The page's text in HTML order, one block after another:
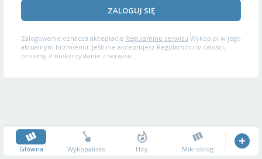
ZALOGUJ SIĘ
Zalogowanie oznacza akceptację Regulaminu serwisu Wykop.pl w jego
aktualnym brzmieniu. Jeśli nie akceptujesz Regulaminu w całości,
prosimy o niekorzystanie z serwisu.
Główna Wykopalisko Hity Mikroblog